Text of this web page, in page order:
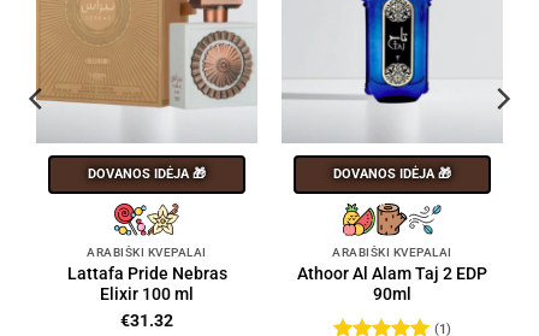
DOVANOS IDĖJA 🎁
ARABIŠKI KVEPALAI
Lattafa Pride Nebras
Elixir 100 ml
€31.32
DOVANOS IDĖJA 🎁
ARABIŠKI KVEPALAI
Athoor Al Alam Taj 2 EDP
90ml
(1)